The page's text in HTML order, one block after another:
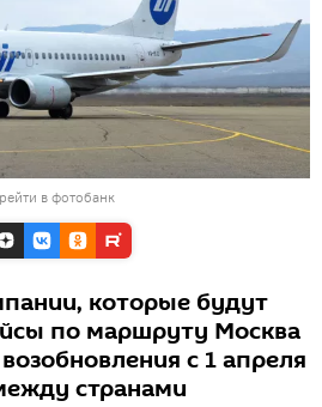
в фотобанк
которые будут
по маршруту Москва
с 1 апреля
странами